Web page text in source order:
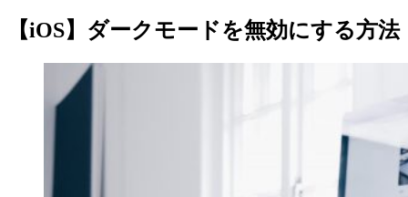
【iOS】ダークモードを無効にする方法